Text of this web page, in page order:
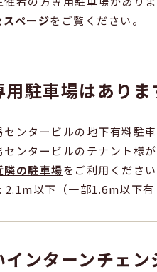
スページをご覧ください。
用駐車場はあり
センタービルの地下有料駐
センタービルのテナント様
隣の駐車場をご利用くださ
以下（一部1.6m以下有
インターンチェ